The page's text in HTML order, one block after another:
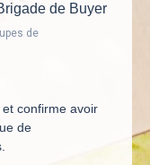
de Buyer
de
confirme avoir
de